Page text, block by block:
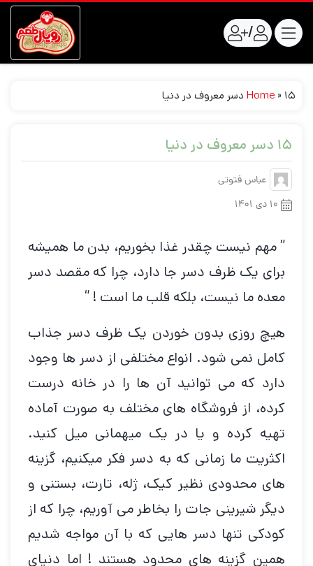
/
Home » ۱۵ دسر معروف در دنیا
۱۵ دسر معروف در دنیا
عباس فتوتی
۱۰ دی ۱۴۰۱
” مهم نیست چقدر غذا بخوریم، بدن ما همیشه
برای یک ظرف دسر جا دارد، چرا که مقصد دسر
معده ما نیست، بلکه قلب ما است ! “
هیچ روزی بدون خوردن یک ظرف دسر جذاب
کامل نمی شود. انواع مختلفی از دسر ها وجود
دارد که می توانید آن ها را در خانه درست
کرده، از فروشگاه های مختلف به صورت آماده
تهیه کرده و یا در یک میهمانی میل کنید.
اکثریت ما زمانی که به دسر فکر میکنیم، گزینه
های محدودی نظیر کیک، ژله، تارت، بستنی و
دیگر شیرینی جات را بخاطر می آوریم، چرا که از
کودکی تنها دسر هایی که با آن مواجه شدیم
همین گزینه های محدود هستند ! اما دنیای